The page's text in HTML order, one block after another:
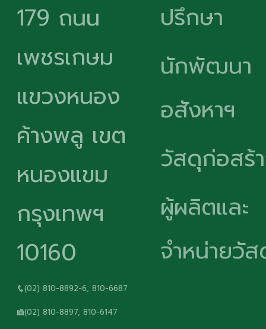
179 ถนน
เพชรเกษม
แขวงหนอง
ค้างพลู เขต
หนองแขม
กรุงเทพฯ
10160
(02) 810-8892-6, 810-6687
(02) 810-8897, 810-6147
ปรึกษา
นักพัฒนา
อสังหาฯ
วัสดุก่อสร้
ผู้ผลิตและ
จำหน่ายวั